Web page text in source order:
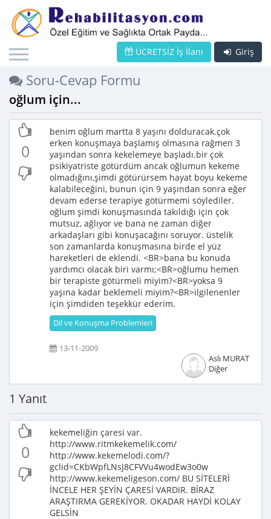
Giriş
ÜCRETSİZ İş İlanı
Soru-Cevap Formu
oğlum için...
0
benim oğlum martta 8 yaşını dolduracak.çok
erken konuşmaya başlamış olmasına rağmen 3
yaşından sonra kekelemeye başladı.bir çok
psikiyatriste götürdüm ancak oğlumun kekeme
olmadığını,şimdi götürürsem hayat boyu kekeme
kalabileceğini, bunun için 9 yaşından sonra eğer
devam ederse terapiye götürmemi söylediler.
oğlum şimdi konuşmasında takıldığı için çok
mutsuz, ağlıyor ve bana ne zaman diğer
arkadaşları gibi konuşacağını soruyor. üstelik
son zamanlarda konuşmasına birde el yüz
hareketleri de eklendi. <BR>bana bu konuda
yardımcı olacak biri varmı;<BR>oğlumu hemen
bir terapiste götürmeli miyim?<BR>yoksa 9
yaşına kadar beklemeli miyim?<BR>ilgilenenler
için şimdiden teşekkür ederim.
Dil ve Konuşma Problemleri
13-11-2009
Aslı MURAT
Diğer
1 Yanıt
0
kekemeliğin çaresi var.
http://www.ritmkekemelik.com/
http://www.kekemelodi.com/?
gclid=CKbWpfLNsJ8CFVVu4wodEw3o0w
http://www.kekemeligeson.com/ BU SİTELERİ
İNCELE HER ŞEYİN ÇARESİ VARDIR. BİRAZ
ARAŞTIRMA GEREKİYOR. OKADAR HAYDİ KOLAY
GELSİN